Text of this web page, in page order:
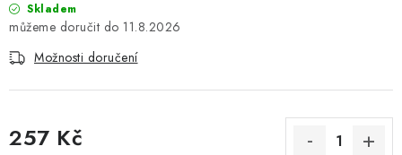
Skladem
11.8.2026
Možnosti doručení
257 Kč